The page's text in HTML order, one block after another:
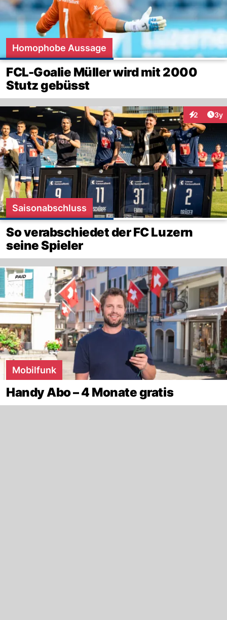
Homophobe Aussage
FCL-Goalie Müller wird mit 2000
Stutz gebüsst
2 3y
Saisonabschluss
So verabschiedet der FC Luzern
seine Spieler
Mobilfunk
Handy Abo – 4 Monate gratis